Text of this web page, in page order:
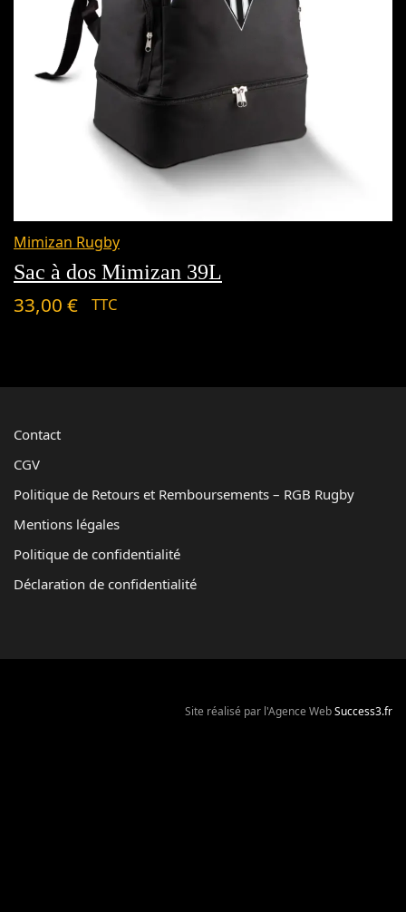
Mimizan Rugby
Sac à dos Mimizan 39L
33,00 € TTC
Contact
CGV
Politique de Retours et Remboursements – RGB Rugby
Mentions légales
Politique de confidentialité
Déclaration de confidentialité
Site réalisé par l'Agence WebSuccess3.fr